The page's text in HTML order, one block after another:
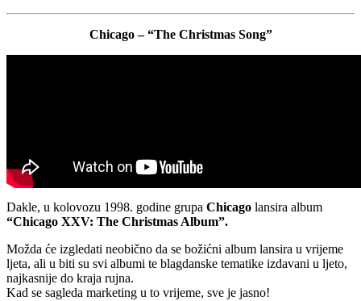
Chicago – “The Christmas Song”
Dakle, u kolovozu 1998. godine grupa Chicago lansira album
“Chicago XXV: The Christmas Album”.
Možda će izgledati neobično da se božićni album lansira u vrijeme
ljeta, ali u biti su svi albumi te blagdanske tematike izdavani u ljeto,
najkasnije do kraja rujna.
Kad se sagleda marketing u to vrijeme, sve je jasno!